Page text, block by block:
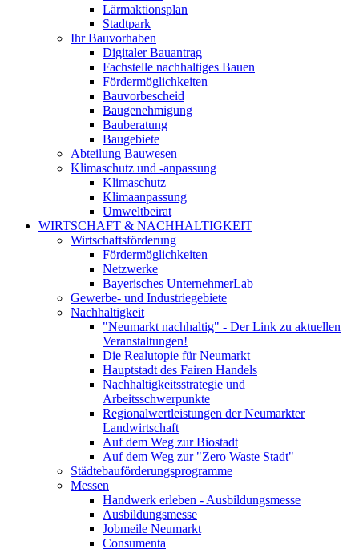
Lärmaktionsplan
Stadtpark
Ihr Bauvorhaben
Digitaler Bauantrag
Fachstelle nachhaltiges Bauen
Fördermöglichkeiten
Bauvorbescheid
Baugenehmigung
Bauberatung
Baugebiete
Abteilung Bauwesen
Klimaschutz und -anpassung
Klimaschutz
Klimaanpassung
Umweltbeirat
WIRTSCHAFT & NACHHALTIGKEIT
Wirtschaftsförderung
Fördermöglichkeiten
Netzwerke
Bayerisches UnternehmerLab
Gewerbe- und Industriegebiete
Nachhaltigkeit
"Neumarkt nachhaltig" - Der Link zu aktuellen
Veranstaltungen!
Die Realutopie für Neumarkt
Hauptstadt des Fairen Handels
Nachhaltigkeitsstrategie und
Arbeitsschwerpunkte
Regionalwertleistungen der Neumarkter
Landwirtschaft
Auf dem Weg zur Biostadt
Auf dem Weg zur "Zero Waste Stadt"
Städtebauförderungsprogramme
Messen
Handwerk erleben - Ausbildungsmesse
Ausbildungsmesse
Jobmeile Neumarkt
Consumenta